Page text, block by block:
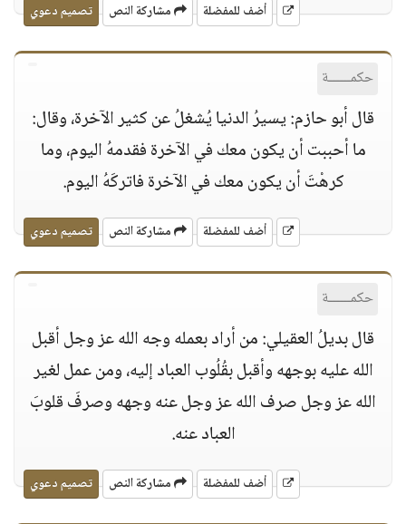
أضف للمفضلة مشاركة النص تصميم دعوي
حكمــــــة
قال أبو حازم: يسيرُ الدنيا يُشغلُ عن كثير الآخرة، وقال:
ما أحببت أن يكون معك في الآخرة فقدمهُ اليوم، وما
كرهْتَ أن يكون معك في الآخرة فاتركَهُ اليوم.
أضف للمفضلة مشاركة النص تصميم دعوي
حكمــــــة
قال بديلُ العقيلي: من أراد بعمله وجه الله عز وجل أقبل
الله عليه بوجهه وأقبل بقُلُوب العباد إليه، ومن عمل لغير
الله عز وجل صرف الله عز وجل عنه وجهه وصرفَ قلوبَ
العباد عنه.
أضف للمفضلة مشاركة النص تصميم دعوي